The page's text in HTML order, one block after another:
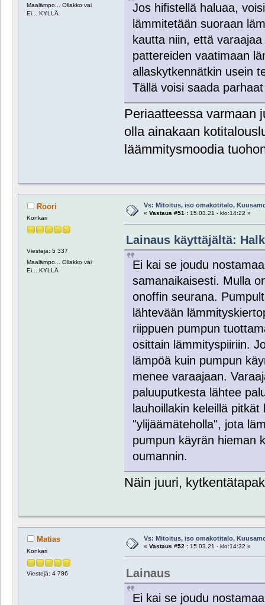
Maalämpo... Ollakko vai
Ei....KYLLÄ
Jos hifistellä haluaa,
lämmitetään suoraan
kautta niin, että
pattereiden vaatimaan
allaskytkennätkin usein
Tällä voisi saada
Periaatteessa varmaan
olla ainakaan
läämmitysmoodia
Roori
Konkari
Viestejä: 5 337
Maalämpo... Ollakko vai
Ei....KYLLÄ
Vs: Mitoitus, iso omakotitalo,
« Vastaus #51 :15.03.21 - klo:14:22 »
Lainaus käyttäjältä:
Ei kai se joudu
samanaikaisesti. Mulla
onoffin seurana.
lähtevään
riippuen pumpun
osittain lämmityspiiriin.
lämpöä kuin pumpun
menee varaajaan.
paluuputkesta lähtee
lauhoillakin keleillä
"ylijäämäteholla", jota
pumpun käyrän hieman
oumannin.
Näin juuri,
Matias
Konkari
Viestejä: 4 786
Vs: Mitoitus, iso omakotitalo,
« Vastaus #52 :15.03.21 - klo:14:32 »
Lainaus
Ei kai se joudu